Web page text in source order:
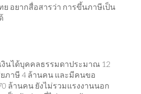
อยากสื่อสารว่า การขึ้นภาษีเป็น
นได้บุคคลธรรมดาประมาณ 12
ภาษี 4 ล้านคน และมีคนขอ
ล้านคน ยังไม่รวมแรงงานนอก